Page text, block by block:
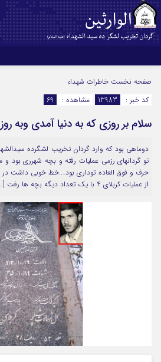
اینستاگرام
سروش
آپارات
رمز عبور
مرا به خاطر بسپار
صفحه نخست خاطرات شهداء
کد خبر :
13983 مشاهده : 69
سلام بر روزی که به دنیا آمدی وبه
دوماهي بود كه وارد گردان تخریب لشگرده
تو گردانهای رزمی عملیات رفته و بچه شهرري
حرف و فوق العاده توداری بود….خط خوبي داشت
از عمليات كربلاي 4 با يك تعداد ديگه بچه ها رفت […]